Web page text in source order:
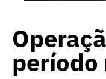
período